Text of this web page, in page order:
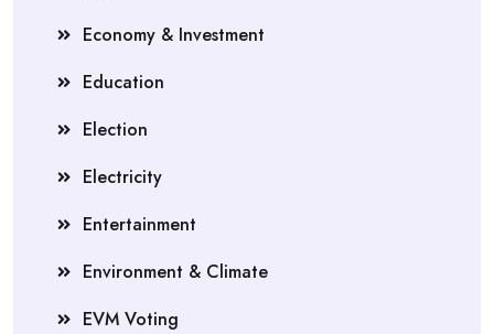
Economy & Investment
Education
Election
Electricity
Entertainment
Environment & Climate
EVM Voting